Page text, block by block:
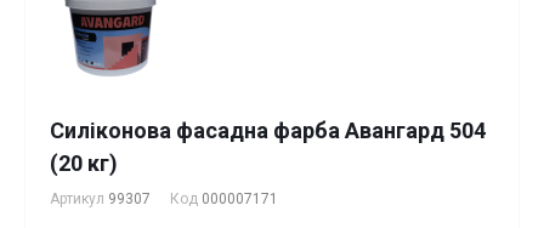
Силіконова фасадна фарба Авангард 504
(20 кг)
Артикул 99307 Код 000007171